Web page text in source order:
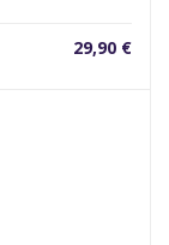
29,90 €